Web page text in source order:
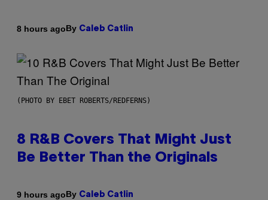
8 hours agoBy Caleb Catlin
(PHOTO BY EBET ROBERTS/REDFERNS)
8 R&B Covers That Might Just
Be Better Than the Originals
9 hours agoBy Caleb Catlin